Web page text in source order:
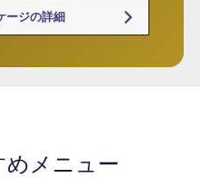
ージの詳細
めメニュー